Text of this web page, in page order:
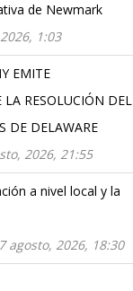
de Newmark
1:03
EMITE
RESOLUCIÓN DEL
DE DELAWARE
2026, 21:55
a nivel local y la
agosto, 2026, 18:30